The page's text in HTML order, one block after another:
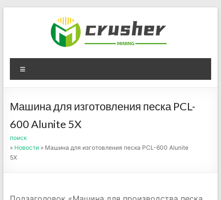
Оборудование для
дробления угля,
измельчения печного
порошка
Машина для изготовления песка PCL-
600 Alunite 5X
поиск
» Новости» Машина для изготовления песка PCL-600 Alunite
5X